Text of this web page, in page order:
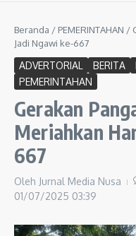
Beranda / PEMERINTAHAN /
Jadi Ngawi ke-667
ADVERTORIAL BERITA
PEMERINTAHAN
Gerakan
Meriahkan
667
Oleh Jurnal Media Nusa
01/07/2025 03:39